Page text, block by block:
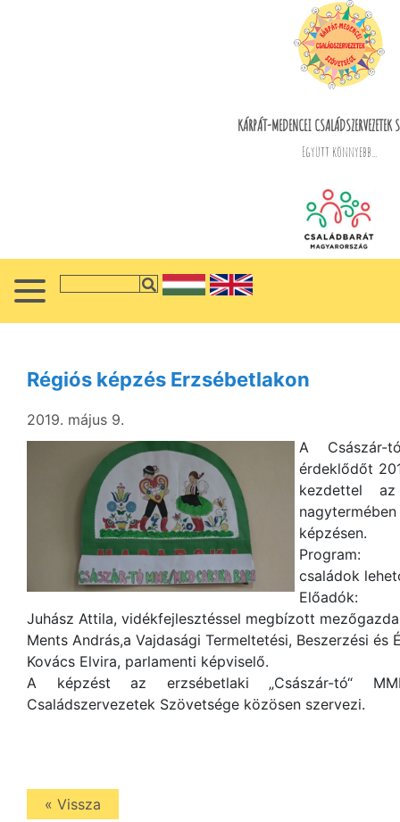
KÁRPÁT-MEDENCEI CSALÁDSZERVEZETEK
Együtt könnyebb...
Régiós képzés Erzsébetlakon
2019. május 9.
A Császár-
érdeklődőt
kezdettel
képzésen.
Program:
családok
Előadók:
Juhász Attila, vidékfejlesztéssel megbízott
Ments András,a Vajdasági Termeltetési, Beszerzési és
Kovács Elvira, parlamenti képviselő.
A képzést az erzsébetlaki „Császár-tó“
Családszervezetek Szövetsége közösen szervezi.
« Vissza